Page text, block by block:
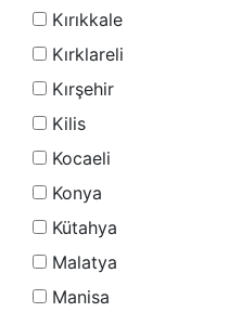
Kırıkkale
Kırklareli
Kırşehir
Kilis
Kocaeli
Konya
Kütahya
Malatya
Manisa